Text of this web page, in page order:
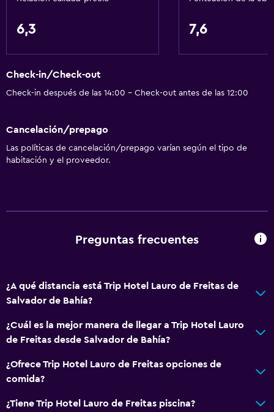
Mesa de comedor
Bar de tapas
Baño
Aseo
Papel higiénico
Baño privado
TV de pantalla plana
Terraza/patio
Comedor al aire libre
Muebles de exterior
Habitaciones familiares
6,3 7,6
Check-in/Check-out
Check-in después de las 14:00 - Check-out antes de las 12:00
Cancelación/prepago
Las políticas de cancelación/prepago varían según el tipo de
habitación y el proveedor.
Preguntas frecuentes
¿A qué distancia está Trip Hotel Lauro de Freitas de
Salvador de Bahía?
¿Cuál es la mejor manera de llegar a Trip Hotel Lauro
de Freitas desde Salvador de Bahía?
¿Ofrece Trip Hotel Lauro de Freitas opciones de
comida?
¿Tiene Trip Hotel Lauro de Freitas piscina?